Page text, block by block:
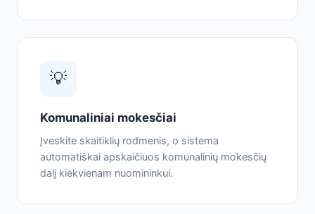
💡
Komunaliniai mokesčiai
Įveskite skaitiklių rodmenis, o sistema
automatiškai apskaičiuos komunalinių mokesčių
dalį kiekvienam nuomininkui.